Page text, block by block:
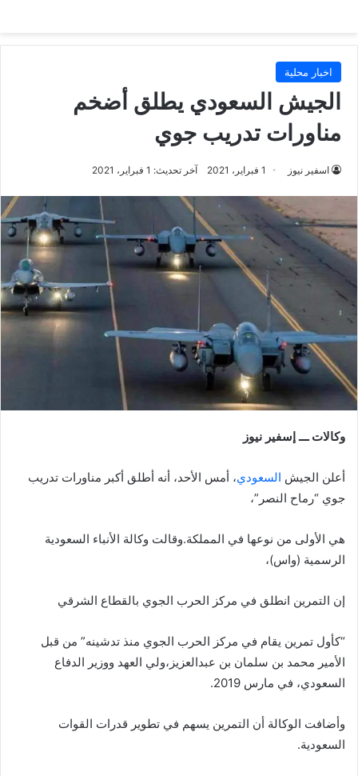
اخبار محلية
الجيش السعودي يطلق أضخم
مناورات تدريب جوي
اسفير نيوز 1 فبراير، 2021 آخر تحديث: 1 فبراير، 2021
وكالات ـــ إسفير نيوز
أعلن الجيش السعودي، أمس الأحد، أنه أطلق أكبر مناورات تدريب
جوي “رماح النصر”،
هي الأولى من نوعها في المملكة.وقالت وكالة الأنباء السعودية
الرسمية (واس)،
إن التمرين انطلق في مركز الحرب الجوي بالقطاع الشرقي
“كأول تمرين يقام في مركز الحرب الجوي منذ تدشينه” من قبل
الأمير محمد بن سلمان بن عبدالعزيز،ولي العهد ووزير الدفاع
السعودي، في مارس 2019.
وأضافت الوكالة أن التمرين يسهم في تطوير قدرات القوات
السعودية.